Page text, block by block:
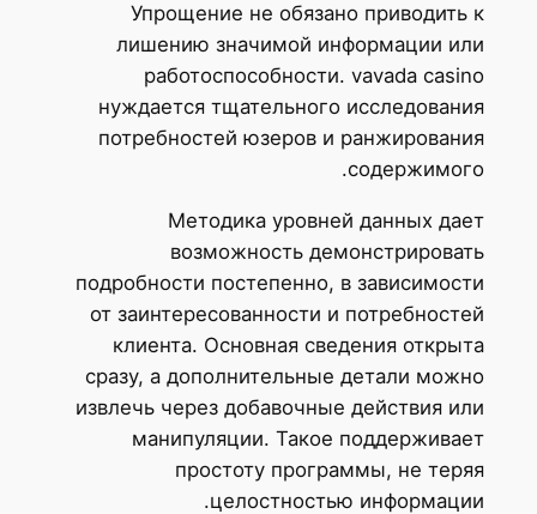
Упрощение не обязано приводить к
лишению значимой информации или
работоспособности. vavada casino
нуждается тщательного исследования
потребностей юзеров и ранжирования
содержимого.
Методика уровней данных дает
возможность демонстрировать
подробности постепенно, в зависимости
от заинтересованности и потребностей
клиента. Основная сведения открыта
сразу, а дополнительные детали можно
извлечь через добавочные действия или
манипуляции. Такое поддерживает
простоту программы, не теряя
целостностью информации.